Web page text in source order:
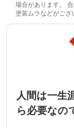
場合があります。
塗装ムラなどがござ
人間は一生
ら必要なの